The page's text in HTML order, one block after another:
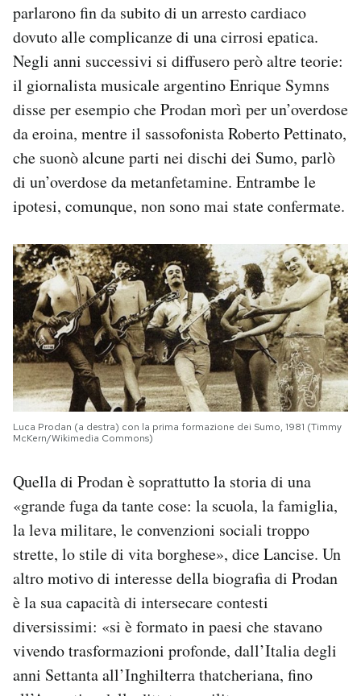
parlarono fin da subito di un arresto cardiaco
dovuto alle complicanze di una cirrosi epatica.
Negli anni successivi si diffusero però altre teorie:
il giornalista musicale argentino Enrique Symns
disse per esempio che Prodan morì per un’overdose
da eroina, mentre il sassofonista Roberto Pettinato,
che suonò alcune parti nei dischi dei Sumo, parlò
di un’overdose da metanfetamine. Entrambe le
ipotesi, comunque, non sono mai state confermate.
Luca Prodan (a destra) con la prima formazione dei Sumo, 1981 (Timmy
McKern/Wikimedia Commons)
Quella di Prodan è soprattutto la storia di una
«grande fuga da tante cose: la scuola, la famiglia,
la leva militare, le convenzioni sociali troppo
strette, lo stile di vita borghese», dice Lancise. Un
altro motivo di interesse della biografia di Prodan
è la sua capacità di intersecare contesti
diversissimi: «si è formato in paesi che stavano
vivendo trasformazioni profonde, dall’Italia degli
anni Settanta all’Inghilterra thatcheriana, fino